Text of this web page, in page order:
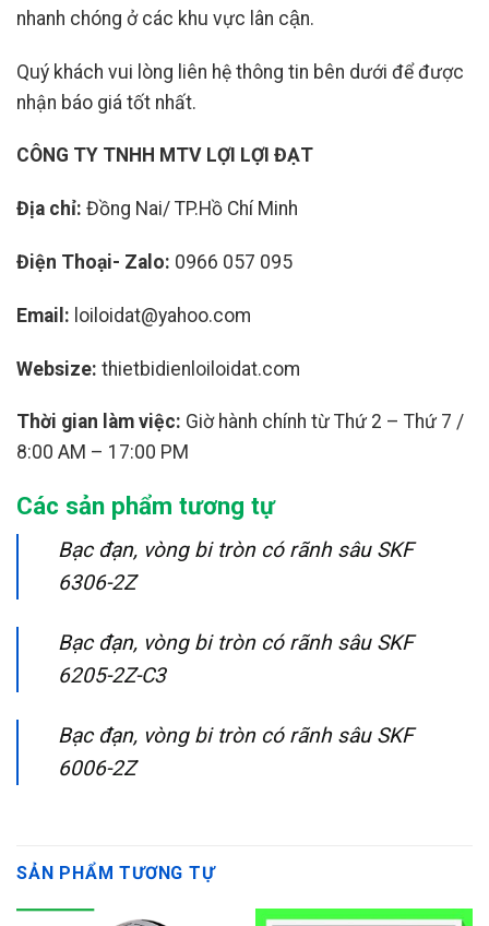
nhanh chóng ở các khu vực lân cận.
Quý khách vui lòng liên hệ thông tin bên dưới để được
nhận báo giá tốt nhất.
CÔNG TY TNHH MTV LỢI LỢI ĐẠT
Địa chỉ: Đồng Nai/ TP.Hồ Chí Minh
Điện Thoại- Zalo: 0966 057 095
Email: loiloidat@yahoo.com
Websize: thietbidienloiloidat.com
Thời gian làm việc: Giờ hành chính từ Thứ 2 – Thứ 7 /
8:00 AM – 17:00 PM
Các sản phẩm tương tự
Bạc đạn, vòng bi tròn có rãnh sâu SKF
6306-2Z
Bạc đạn, vòng bi tròn có rãnh sâu SKF
6205-2Z-C3
Bạc đạn, vòng bi tròn có rãnh sâu SKF
6006-2Z
SẢN PHẨM TƯƠNG TỰ